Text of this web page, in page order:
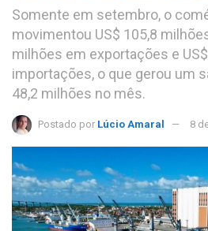
Somente em setembro, o
movimentou US$ 105,8
milhões em exportações e
importações, o que gerou um
48,2 milhões no mês.
Postado por Lúcio Amaral 8